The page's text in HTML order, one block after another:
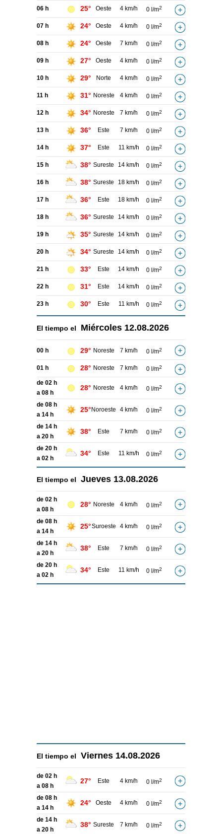
06 h 25° Oeste 4 km/h 0 l/m2
07 h 24° Oeste 4 km/h 0 l/m2
08 h 24° Oeste 7 km/h 0 l/m2
09 h 27° Oeste 4 km/h 0 l/m2
10 h 29° Norte 4 km/h 0 l/m2
11 h 31° Noreste 4 km/h 0 l/m2
12 h 34° Noreste 7 km/h 0 l/m2
13 h 36° Este 7 km/h 0 l/m2
14 h 37° Este 11 km/h 0 l/m2
15 h 38° Sureste 14 km/h 0 l/m2
16 h 38° Sureste 18 km/h 0 l/m2
17 h 36° Este 18 km/h 0 l/m2
18 h 36° Sureste 14 km/h 0 l/m2
19 h 35° Sureste 14 km/h 0 l/m2
20 h 34° Sureste 14 km/h 0 l/m2
21 h 33° Este 14 km/h 0 l/m2
22 h 31° Este 14 km/h 0 l/m2
23 h 30° Este 11 km/h 0 l/m2
El tiempo el Miércoles 12.08.2026
00 h 29° Noreste 7 km/h 0 l/m2
01 h 28° Noreste 7 km/h 0 l/m2
de 02 h
a 08 h
28° Noreste 4 km/h 0 l/m2
de 08 h
a 14 h
25° Noroeste 4 km/h 0 l/m2
de 14 h
a 20 h
38° Este 7 km/h 0 l/m2
de 20 h
a 02 h
34° Este 11 km/h 0 l/m2
El tiempo el Jueves 13.08.2026
de 02 h
a 08 h
28° Noreste 4 km/h 0 l/m2
de 08 h
a 14 h
25°Suroeste 4 km/h 0 l/m2
de 14 h
a 20 h
38° Este 7 km/h 0 l/m2
de 20 h
a 02 h
34° Este 11 km/h 0 l/m2
El tiempo el Viernes 14.08.2026
de 02 h
a 08 h
27° Este 4 km/h 0 l/m2
de 08 h
a 14 h
24° Oeste 4 km/h 0 l/m2
de 14 h
a 20 h
38° Sureste 7 km/h 0 l/m2